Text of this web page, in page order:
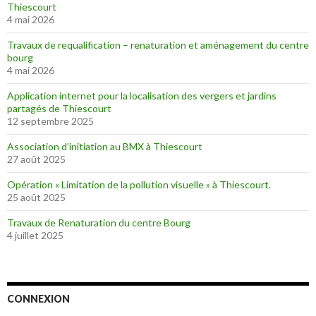
Thiescourt
4 mai 2026
Travaux de requalification – renaturation et aménagement du centre
bourg
4 mai 2026
Application internet pour la localisation des vergers et jardins
partagés de Thiescourt
12 septembre 2025
Association d’initiation au BMX à Thiescourt
27 août 2025
Opération « Limitation de la pollution visuelle » à Thiescourt.
25 août 2025
Travaux de Renaturation du centre Bourg
4 juillet 2025
CONNEXION